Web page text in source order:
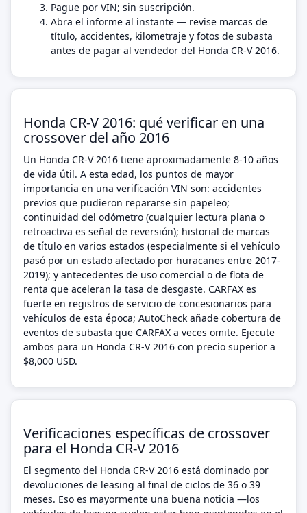
Pague por VIN; sin suscripción.
Abra el informe al instante — revise marcas de
título, accidentes, kilometraje y fotos de subasta
antes de pagar al vendedor del Honda CR-V 2016.
Honda CR-V 2016: qué verificar en una
crossover del año 2016
Un Honda CR-V 2016 tiene aproximadamente 8-10 años
de vida útil. A esta edad, los puntos de mayor
importancia en una verificación VIN son: accidentes
previos que pudieron repararse sin papeleo;
continuidad del odómetro (cualquier lectura plana o
retroactiva es señal de reversión); historial de marcas
de título en varios estados (especialmente si el vehículo
pasó por un estado afectado por huracanes entre 2017-
2019); y antecedentes de uso comercial o de flota de
renta que aceleran la tasa de desgaste. CARFAX es
fuerte en registros de servicio de concesionarios para
vehículos de esta época; AutoCheck añade cobertura de
eventos de subasta que CARFAX a veces omite. Ejecute
ambos para un Honda CR-V 2016 con precio superior a
$8,000 USD.
Verificaciones específicas de crossover
para el Honda CR-V 2016
El segmento del Honda CR-V 2016 está dominado por
devoluciones de leasing al final de ciclos de 36 o 39
meses. Eso es mayormente una buena noticia —los